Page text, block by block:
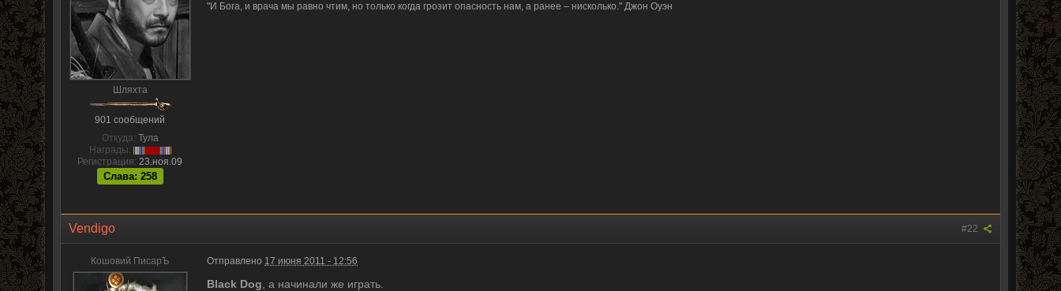
Шляхта
901 сообщений
Откуда: Тула
Награды:
Регистрация: 23.ноя.09
Слава: 258
"И Бога, и врача мы равно чтим, но только когда грозит опасность нам, а ранее – нисколько." Джон Оуэн
#22
Vendigo
Кошовий ПисарЪ Отправлено 17 июня 2011 - 12:56
Black Dog , а начинали же играть.